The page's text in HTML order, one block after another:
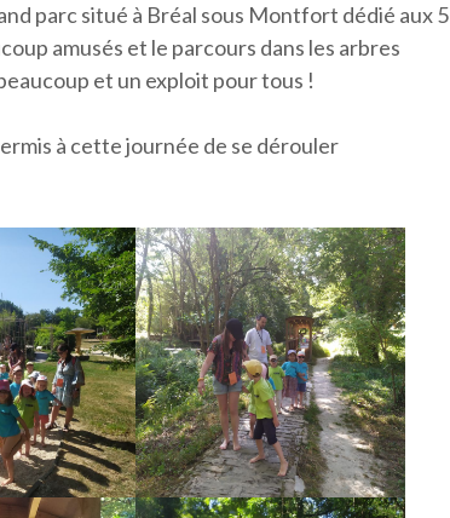
parc situé à Bréal sous Montfort dédié aux 5
amusés et le parcours dans les arbres
et un exploit pour tous !
à cette journée de se dérouler